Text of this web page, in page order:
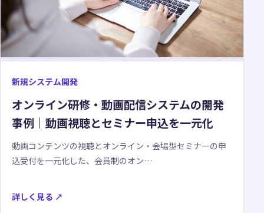
新規システム開発
オンライン研修・動画配信システムの開発
事例｜動画視聴とセミナー申込を一元化
動画コンテンツの視聴とオンライン・会場型セミナーの申
込受付を一元化した、会員制のオン…
詳しく見る ↗